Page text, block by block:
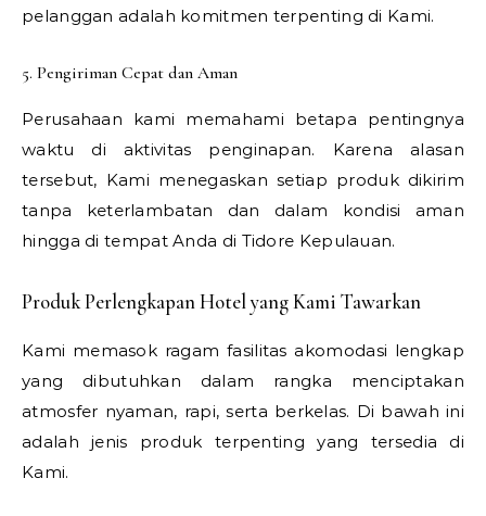
pelanggan adalah komitmen terpenting di Kami.
5. Pengiriman Cepat dan Aman
Perusahaan kami memahami betapa pentingnya
waktu di aktivitas penginapan. Karena alasan
tersebut, Kami menegaskan setiap produk dikirim
tanpa keterlambatan dan dalam kondisi aman
hingga di tempat Anda di Tidore Kepulauan.
Produk Perlengkapan Hotel yang Kami Tawarkan
Kami memasok ragam fasilitas akomodasi lengkap
yang dibutuhkan dalam rangka menciptakan
atmosfer nyaman, rapi, serta berkelas. Di bawah ini
adalah jenis produk terpenting yang tersedia di
Kami.